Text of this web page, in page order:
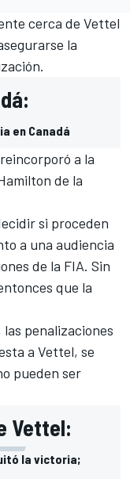
cerca de Vettel
la
en Canadá
a la
de la
si proceden
a una audiencia
de la FIA. Sin
que la
las penalizaciones
a Vettel, se
pueden ser
Vettel:
la victoria;